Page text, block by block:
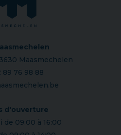
Maasmechelen
89 76 98 88
d'ouverture
de 09:00 à 16:00